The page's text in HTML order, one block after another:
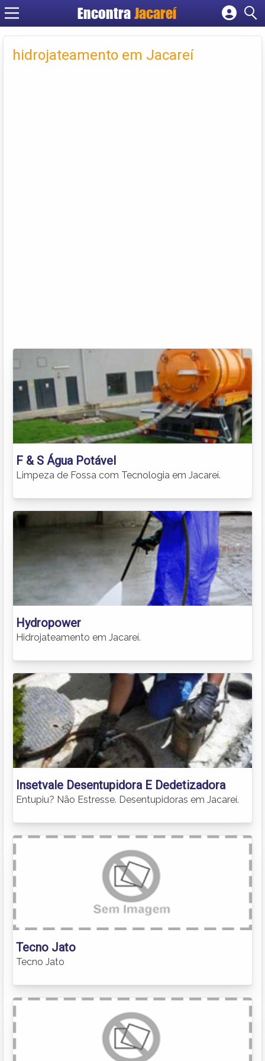
Encontra Jacareí
Cadastrar empresa
Criar conta
hidrojateamento em Jacareí
F & S Água Potável
Limpeza de Fossa com Tecnologia em Jacareí.
Hydropower
Hidrojateamento em Jacareí.
Insetvale Desentupidora E Dedetizadora
Entupiu? Não Estresse. Desentupidoras em Jacareí.
Tecno Jato
Tecno Jato